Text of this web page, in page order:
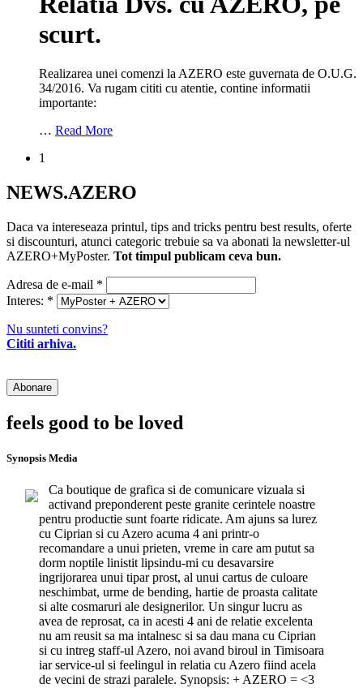
scurt.
Realizarea unei comenzi la AZERO este guvernata de O.U.G.
34/2016. Va rugam cititi cu atentie, contine informatii
importante:
… Read More
1
NEWS.AZERO
Daca va intereseaza printul, tips and tricks pentru best results, oferte
si discounturi, atunci categoric trebuie sa va abonati la newsletter-ul
AZERO+MyPoster. Tot timpul publicam ceva bun.
Adresa de e-mail *
Interes: *
Nu sunteti convins?
Cititi arhiva.
feels good to be loved
Synopsis Media
Ca boutique de grafica si de comunicare vizuala si
activand preponderent peste granite cerintele noastre
pentru productie sunt foarte ridicate. Am ajuns sa lurez
cu Ciprian si cu Azero acuma 4 ani printr-o
recomandare a unui prieten, vreme in care am putut sa
dorm noptile linistit lipsindu-mi cu desavarsire
ingrijorarea unui tipar prost, al unui cartus de culoare
neschimbat, urme de bending, hartie de proasta calitate
si alte cosmaruri ale designerilor. Un singur lucru as
avea de reprosat, ca in acesti 4 ani de relatie excelenta
nu am reusit sa ma intalnesc si sa dau mana cu Ciprian
si cu intreg staff-ul Azero, noi avand biroul in Timisoara
iar service-ul si feelingul in relatia cu Azero fiind acela
de vecini de strazi paralele. Synopsis: + AZERO = <3